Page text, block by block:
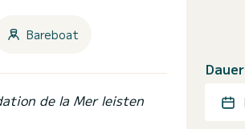
Bareboat
de la Mer leisten
Dauer